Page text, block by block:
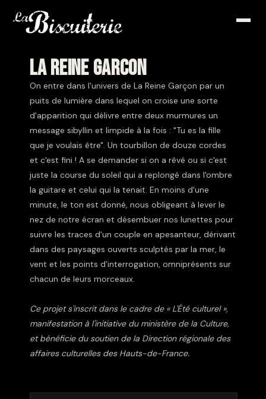
LA REINE GARCON
On entre dans l'univers de La Reine Garçon par un
puits de lumière dans lequel on croise une sorte
d'apparition qui délivre entre deux murmures un
message sibyllin et limpide à la fois : "Tu es la fille
que je voulais être". Un tourbillon de douze cordes
et c'est fini ! A se demander si on a rêvé ou si c'est
juste la course du soleil qui a replongé dans l'ombre
la guitare et celui qui la tenait. En moins d'une
minute, le ton est donné, nous obligeant à lever le
nez de notre écran et désembuer nos lunettes pour
suivre les traces d'un couple en apesanteur, dérivant
dans des paysages ouverts sculptés par la mer, le
vent et les points d'interrogation, omniprésents sur
chacun de leurs morceaux.
Ce projet s'inscrit dans le cadre de « L'Été culturel »,
manifestation à l'initiative du ministère de la Culture,
et bénéficie du soutien de la Direction régionale des
affaires culturelles des Hauts-de-France.